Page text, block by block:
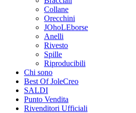
Collane
Orecchini
JOhoLEborse
Anelli
Rivesto
Spille
Riproducibili
Chi sono
Best Of JoleCreo
SALDI
Punto Vendita
Rivenditori Ufficiali